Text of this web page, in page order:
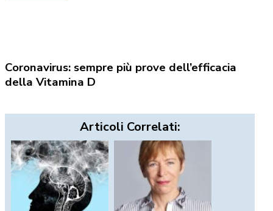
Coronavirus: sempre più prove dell’efficacia
della Vitamina D
Articoli Correlati: